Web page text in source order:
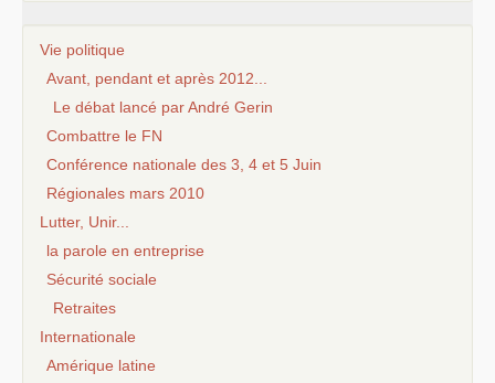
Vie politique
Avant, pendant et après 2012...
Le débat lancé par André Gerin
Combattre le FN
Conférence nationale des 3, 4 et 5 Juin
Régionales mars 2010
Lutter, Unir...
la parole en entreprise
Sécurité sociale
Retraites
Internationale
Amérique latine